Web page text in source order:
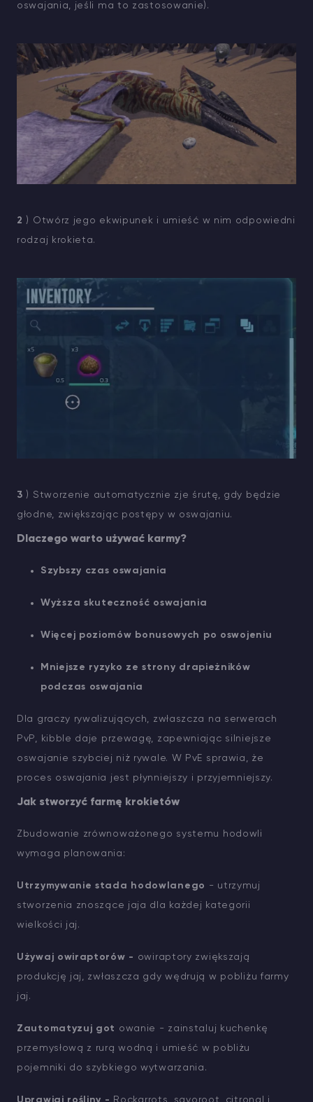
oswajania, jeśli ma to zastosowanie).
2 ) Otwórz jego ekwipunek i umieść w nim odpowiedni
rodzaj krokieta.
3 ) Stworzenie automatycznie zje śrutę, gdy będzie
głodne, zwiększając postępy w oswajaniu.
Dlaczego warto używać karmy?
Szybszy czas oswajania
Wyższa skuteczność oswajania
Więcej poziomów bonusowych po oswojeniu
Mniejsze ryzyko ze strony drapieżników
podczas oswajania
Dla graczy rywalizujących, zwłaszcza na serwerach
PvP, kibble daje przewagę, zapewniając silniejsze
oswajanie szybciej niż rywale. W PvE sprawia, że
proces oswajania jest płynniejszy i przyjemniejszy.
Jak stworzyć farmę krokietów
Zbudowanie zrównoważonego systemu hodowli
wymaga planowania:
Utrzymywanie stada hodowlanego - utrzymuj
stworzenia znoszące jaja dla każdej kategorii
wielkości jaj.
Używaj owiraptorów - owiraptory zwiększają
produkcję jaj, zwłaszcza gdy wędrują w pobliżu farmy
jaj.
Zautomatyzuj got owanie - zainstaluj kuchenkę
przemysłową z rurą wodną i umieść w pobliżu
pojemniki do szybkiego wytwarzania.
Uprawiaj rośliny - Rockarrots, savoroot, citronal i